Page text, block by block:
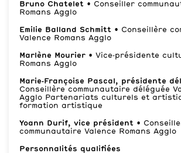
Bruno Chatelet • Conseiller
Romans Agglo
Emilie Balland Schmitt • Conseillère
Valence Romans Agglo
Marlène Mourier • Vice‑présidente
Romans Agglo
Marie‑Françoise Pascal, présidente
Conseillère communautaire déléguée
Agglo Partenariats culturels et
formation artistique
Yoann Durif, vice président •
communautaire Valence Romans Agglo
Personnalités qualifiées